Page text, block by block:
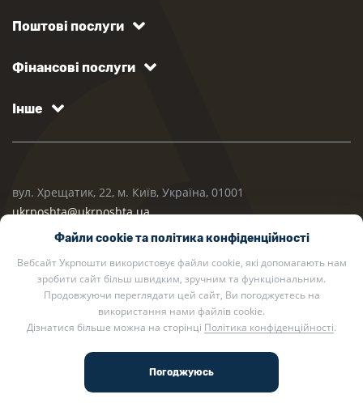
Файли cookie та політика конфіденційності
Вебсайт Укрпошти використовує файли cookie, які допомагають нам
зробити сайт більш швидким, зручним та функціональним.
Продовжуючи переглядати цей сайт, Ви погоджуєтесь на
використання нами файлів cookie.
Дізнатися більше можна на сторінці Політика конфіденційності.
Поштові послуги
Фінансові послуги
Інше
вул. Хрещатик, 22, м. Київ, Україна, 01001
ukrposhta@ukrposhta.ua
2002 — 2026 Укрпошта. Всі права захищено.
Політика конфіденційності